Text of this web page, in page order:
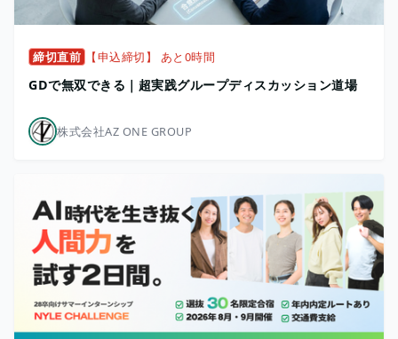
締切直前 【申込締切】 あと0時間
GDで無双できる｜超実践グループディスカッション道場
株式会社AZ ONE GROUP